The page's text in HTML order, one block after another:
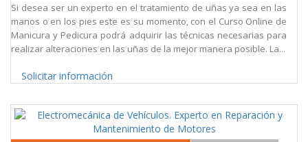
Si desea ser un experto en el tratamiento de uñas ya sea en las
manos o en los pies este es su momento, con el Curso Online de
Manicura y Pedicura podrá adquirir las técnicas necesarias para
realizar alteraciones en las uñas de la mejor manera posible. La...
Solicitar información